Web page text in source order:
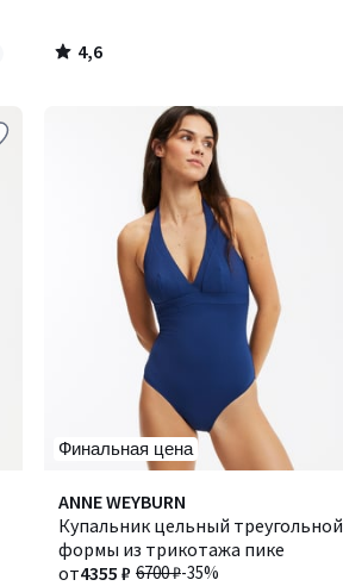
4,6
/
Финальная цена
ANNE WEYBURN
Купальник цельный треугольной
формы из трикотажа пике
6700 ₽-35%
от4355 ₽
4,5
/ 5